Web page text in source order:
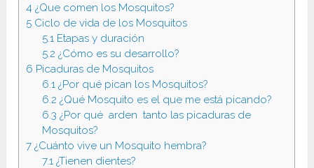
4 ¿Que comen los Mosquitos?
5 Ciclo de vida de los Mosquitos
5.1Etapas y duración
5.2 ¿Cómo es su desarrollo?
6 Picaduras de Mosquitos
6.1¿Por qué pican los Mosquitos?
6.2 ¿Qué Mosquito es el que me está picando?
6.3 ¿Por qué arden tanto las picaduras de
Mosquitos?
7 ¿Cuánto vive un Mosquito hembra?
7.1¿Tienen dientes?